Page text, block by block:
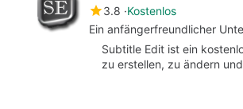
3.8 Kostenlos
Ein anfängerfreundlicher
Subtitle Edit ist ein
zu erstellen, zu ändern